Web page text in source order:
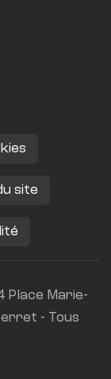
site
Place Marie-
- Tous